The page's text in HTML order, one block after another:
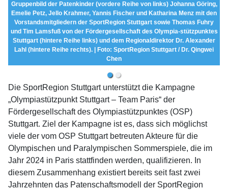
Gruppenbild der Patenkinder (vordere Reihe von links) Johanna Göring,
Emelie Petz, Jello Krahmer, Yannis Fischer und Katharina Menz mit den
Vorstandsmitgliedern der SportRegion Stuttgart sowie Thomas Fuhry
und Tim Lamsfuß von der Fördergesellschaft des Olympia-stützpunktes
Stuttgart (hintere Reihe links) und dem Regionaldirektor Dr. Alexander
Lahl (hintere Reihe rechts). | Foto: SportRegion Stuttgart / Dr. Qingwei
Chen
Die SportRegion Stuttgart unterstützt die Kampagne
„Olympiastützpunkt Stuttgart – Team Paris“ der
Fördergesellschaft des Olympiastützpunktes (OSP)
Stuttgart. Ziel der Kampagne ist es, dass sich möglichst
viele der vom OSP Stuttgart betreuten Akteure für die
Olympischen und Paralympischen Sommer­spie­le, die im
Jahr 2024 in Paris stattfinden werden, qualifi­zieren. In
diesem Zusammenhang existiert bereits seit fast zwei
Jahrzehnten das Paten­schafts­modell der SportRegion